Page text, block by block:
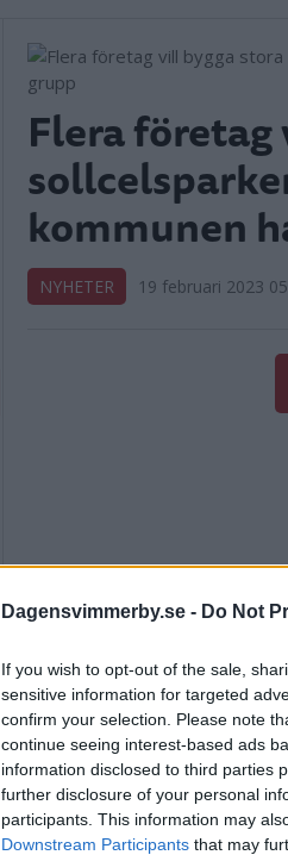
Dagensvimmerby.se - Do Not
If you wish to opt-out of the sale,
sensitive information for targeted
confirm your selection. Please note
continue seeing interest-based ads
information disclosed to third parties
further disclosure of your personal
participants. This information may
Downstream Participants that may
Flera
kommunen
NYHETER 19 februari 2023